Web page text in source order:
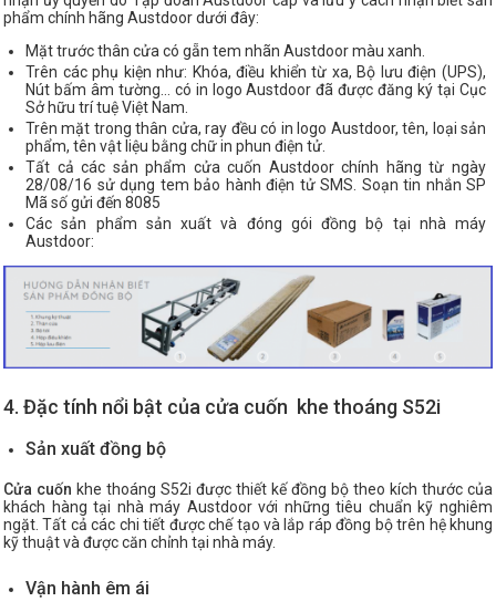
phẩm chính hãng Austdoor dưới đây:
Mặt trước thân cửa có gẵn tem nhãn Austdoor màu xanh.
Trên các phụ kiện như: Khóa, điều khiển từ xa, Bộ lưu điện (UPS),
Nút bấm âm tường… có in logo Austdoor đã được đăng ký tại Cục
Sở hữu trí tuệ Việt Nam.
Trên mặt trong thân cửa, ray đều có in logo Austdoor, tên, loại sản
phẩm, tên vật liệu bằng chữ in phun điện tử.
Tất cả các sản phẩm cửa cuốn Austdoor chính hãng từ ngày
28/08/16 sử dụng tem bảo hành điện tử SMS. Soạn tin nhắn SP
Mã số gửi đến 8085
Các sản phẩm sản xuất và đóng gói đồng bộ tại nhà máy
Austdoor:
4. Đặc tính nổi bật của cửa cuốn khe thoáng S52i
Sản xuất đồng bộ
Cửa cuốn khe thoáng S52i được thiết kế đồng bộ theo kích thước của
khách hàng tại nhà máy Austdoor với những tiêu chuẩn kỹ nghiêm
ngặt. Tất cả các chi tiết được chế tạo và lắp ráp đồng bộ trên hệ khung
kỹ thuật và được căn chỉnh tại nhà máy.
Vận hành êm ái